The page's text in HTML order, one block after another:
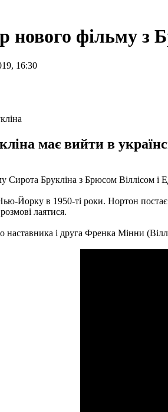
нового фільму з
16:30
має вийти в
Сирота Брукліна з Брюсом Віллісом
Йорку в 1950-ті роки. Нортон
лаятися.
наставника і друга Френка Мінни